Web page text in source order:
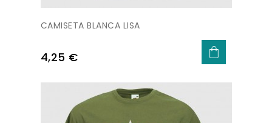
CAMISETA BLANCA LISA
Precio
4,25 €